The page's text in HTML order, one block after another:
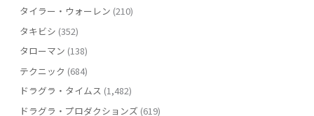
タイラー・ウォーレン (210)
タキビシ (352)
タローマン (138)
テクニック (684)
ドラグラ・タイムス (1,482)
ドラグラ・プロダクションズ (619)